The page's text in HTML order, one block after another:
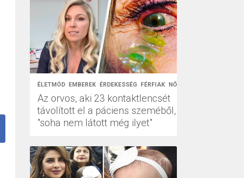
ÉLETMÓD EMBEREK ÉRDEKESSÉG FÉRFIAK NŐK
Az orvos, aki 23 kontaktlencsét
távolított el a páciens szeméből,
"soha nem látott még ilyet"